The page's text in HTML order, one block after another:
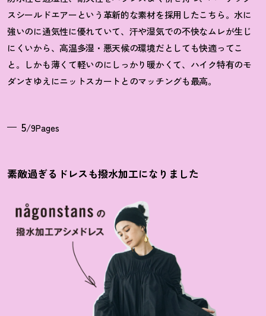
スシールドエアーという革新的な素材を採用したこちら。水に
強いのに通気性に優れていて、汗や湿気での不快なムレが生じ
にくいから、高温多湿・悪天候の環境だとしても快適ってこ
と。しかも薄くて軽いのにしっかり暖かくて、ハイク特有のモ
ダンさゆえにニットスカートとのマッチングも最高。
5/9Pages
素敵過ぎるドレスも撥水加工になりました